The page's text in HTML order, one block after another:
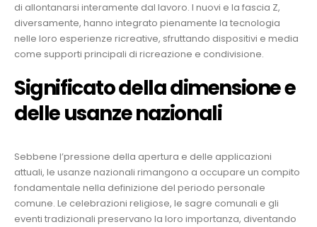
di allontanarsi interamente dal lavoro. I nuovi e la fascia Z,
diversamente, hanno integrato pienamente la tecnologia
nelle loro esperienze ricreative, sfruttando dispositivi e media
come supporti principali di ricreazione e condivisione.
Significato della dimensione e
delle usanze nazionali
Sebbene l’pressione della apertura e delle applicazioni
attuali, le usanze nazionali rimangono a occupare un compito
fondamentale nella definizione del periodo personale
comune. Le celebrazioni religiose, le sagre comunali e gli
eventi tradizionali preservano la loro importanza, diventando